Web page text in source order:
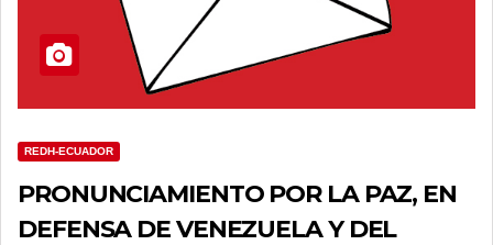
REDH-ECUADOR
PRONUNCIAMIENTO POR LA PAZ, EN
DEFENSA DE VENEZUELA Y DEL